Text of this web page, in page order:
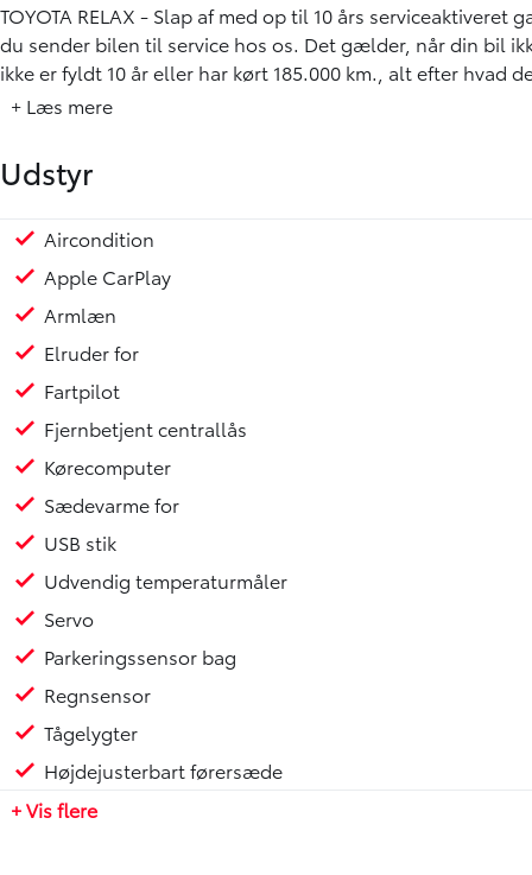
TOYOTA RELAX - Slap af med op til 10 års
du sender bilen til service hos os. Det gælder, når din bil
ikke er fyldt 10 år eller har kørt 185.000 km., alt efter hvad
+ Læs mere
Udstyr
Aircondition
Apple CarPlay
Armlæn
Elruder for
Fartpilot
Fjernbetjent centrallås
Kørecomputer
Sædevarme for
USB stik
Udvendig temperaturmåler
Servo
Parkeringssensor bag
Regnsensor
Tågelygter
Højdejusterbart førersæde
Kopholder
Justerbart rat
Læderrat
Lyssensor
Gardin-airbag
Fører-airbag
ESP
Dæktrykssensor
1 ejer
+ Vis flere